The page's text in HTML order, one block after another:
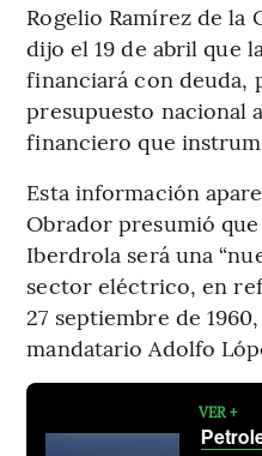
Rogelio Ramírez de la
dijo el 19 de abril que
financiará con deuda,
presupuesto nacional
financiero que
Esta información
Obrador presumió
Iberdrola será una
sector eléctrico, en
27 septiembre de
mandatario Adolfo
VER +